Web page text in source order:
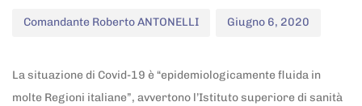
Comandante Roberto ANTONELLI Giugno 6, 2020
La situazione di Covid-19 è “epidemiologicamente fluida in
molte Regioni italiane”, avvertono l’Istituto superiore di sanità